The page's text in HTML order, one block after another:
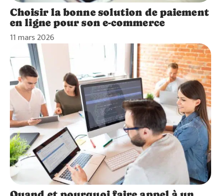
Choisir la bonne solution de paiement
en ligne pour son e-commerce
11 mars 2026